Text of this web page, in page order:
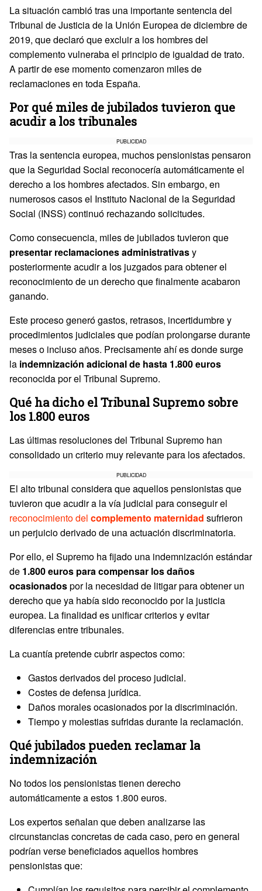
La situación cambió tras una importante sentencia del
Tribunal de Justicia de la Unión Europea de diciembre de
2019, que declaró que excluir a los hombres del
complemento vulneraba el principio de igualdad de trato.
A partir de ese momento comenzaron miles de
reclamaciones en toda España.
Por qué miles de jubilados tuvieron que
acudir a los tribunales
PUBLICIDAD
Tras la sentencia europea, muchos pensionistas pensaron
que la Seguridad Social reconocería automáticamente el
derecho a los hombres afectados. Sin embargo, en
numerosos casos el Instituto Nacional de la Seguridad
Social (INSS) continuó rechazando solicitudes.
Como consecuencia, miles de jubilados tuvieron que
presentar reclamaciones administrativasy
posteriormente acudir a los juzgados para obtener el
reconocimiento de un derecho que finalmente acabaron
ganando.
Este proceso generó gastos, retrasos, incertidumbre y
procedimientos judiciales que podían prolongarse durante
meses o incluso años. Precisamente ahí es donde surge
la indemnización adicional de hasta 1.800 euros
reconocida por el Tribunal Supremo.
Qué ha dicho el Tribunal Supremo sobre
los 1.800 euros
Las últimas resoluciones del Tribunal Supremo han
consolidado un criterio muy relevante para los afectados.
PUBLICIDAD
El alto tribunal considera que aquellos pensionistas que
tuvieron que acudir a la vía judicial para conseguir el
reconocimiento del complemento maternidad sufrieron
un perjuicio derivado de una actuación discriminatoria.
Por ello, el Supremo ha fijado una indemnización estándar
de 1.800 euros para compensar los daños
ocasionadospor la necesidad de litigar para obtener un
derecho que ya había sido reconocido por la justicia
europea. La finalidad es unificar criterios y evitar
diferencias entre tribunales.
La cuantía pretende cubrir aspectos como:
Gastos derivados del proceso judicial.
Costes de defensa jurídica.
Daños morales ocasionados por la discriminación.
Tiempo y molestias sufridas durante la reclamación.
Qué jubilados pueden reclamar la
indemnización
No todos los pensionistas tienen derecho
automáticamente a estos 1.800 euros.
Los expertos señalan que deben analizarse las
circunstancias concretas de cada caso, pero en general
podrían verse beneficiados aquellos hombres
pensionistas que: